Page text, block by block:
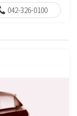
042-326-0100